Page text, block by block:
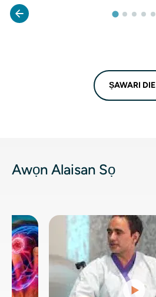
ṢAWARI DIE
Awọn Alaisan Sọ